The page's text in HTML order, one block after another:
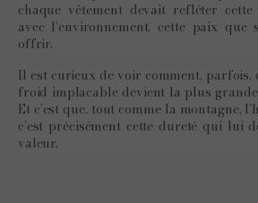
chaque vêtement devait refléter
avec l’environnement, cette paix
offrir.
Il est curieux de voir comment, parfois,
froid implacable devient la plus
Et c’est que, tout comme la montagne,
c’est précisément cette dureté qui lui
valeur.